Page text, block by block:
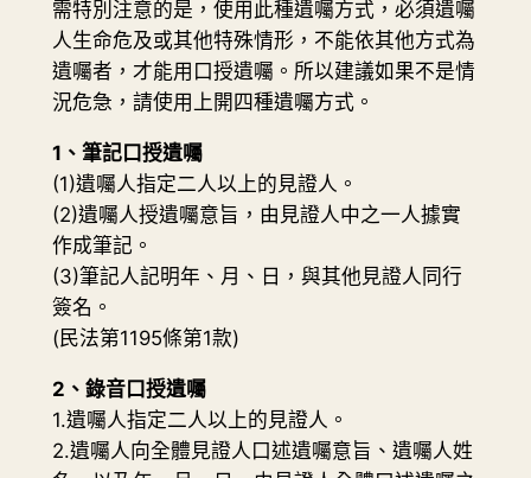
需特別注意的是，使用此種遺囑方式，必須遺囑
人生命危及或其他特殊情形，不能依其他方式為
遺囑者，才能用口授遺囑。所以建議如果不是情
況危急，請使用上開四種遺囑方式。
1、筆記口授遺囑
(1)遺囑人指定二人以上的見證人。
(2)遺囑人授遺囑意旨，由見證人中之一人據實
作成筆記。
(3)筆記人記明年、月、日，與其他見證人同行
簽名。
(民法第1195條第1款)
2、錄音口授遺囑
1.遺囑人指定二人以上的見證人。
2.遺囑人向全體見證人口述遺囑意旨、遺囑人姓